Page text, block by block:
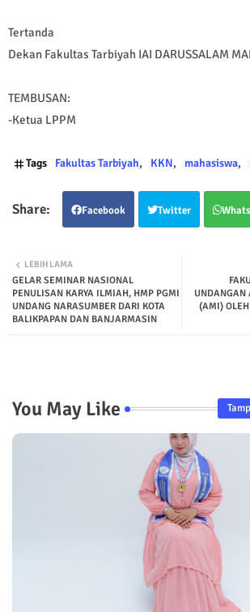
Tertanda
Dekan Fakultas Tarbiyah IAI DARUSSALAM
TEMBUSAN:
-Ketua LPPM
Tags Fakultas Tarbiyah KKN mahasiswa
Facebook Twitter
UNDANGAN
(AMI)
LEBIH LAMA
GELAR SEMINAR NASIONAL
PENULISAN KARYA ILMIAH, HMP PGMI
UNDANG NARASUMBER DARI KOTA
BALIKPAPAN DAN BANJARMASIN
You May Like